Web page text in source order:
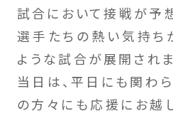
試合において接戦が予
選手たちの熱い気持ち
ような試合が展開されま
当日は、平日にも関わ
の方々にも応援にお越